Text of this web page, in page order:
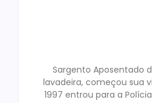
Sargento Aposentado
lavadeira, começou sua
1997 entrou para a